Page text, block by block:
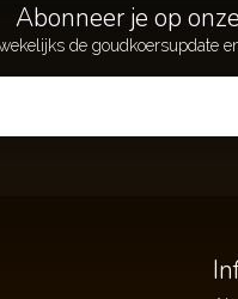
Abonneer je op